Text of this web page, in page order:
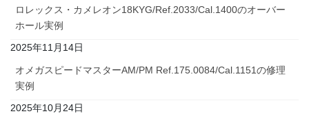
ロレックス・カメレオン18KYG/Ref.2033/Cal.1400のオーバー
ホール実例
2025年11月14日
オメガスピードマスターAM/PM Ref.175.0084/Cal.1151の修理
実例
2025年10月24日